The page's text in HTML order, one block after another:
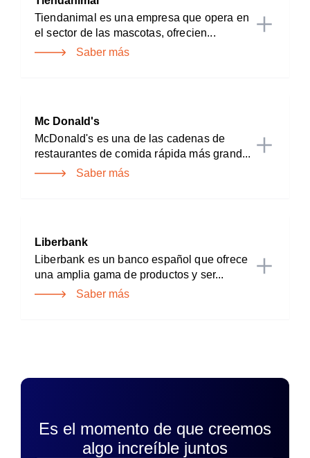
Tiendanimal es una empresa que opera en
el sector de las mascotas, ofrecien...
Saber más
Mc Donald's
McDonald's es una de las cadenas de
restaurantes de comida rápida más grand...
Saber más
Liberbank
Liberbank es un banco español que ofrece
una amplia gama de productos y ser...
Saber más
Es el momento de que creemos
algo increíble juntos